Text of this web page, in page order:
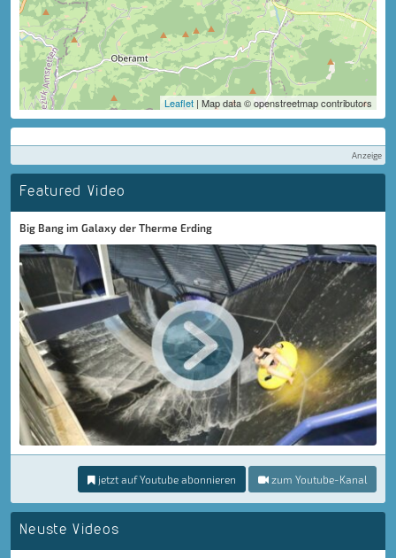
Leaflet | Map data © openstreetmap contributors
Anzeige
Featured Video
Big Bang im Galaxy der Therme Erding
jetzt auf Youtube abonnieren zum Youtube-Kanal
Neuste Videos